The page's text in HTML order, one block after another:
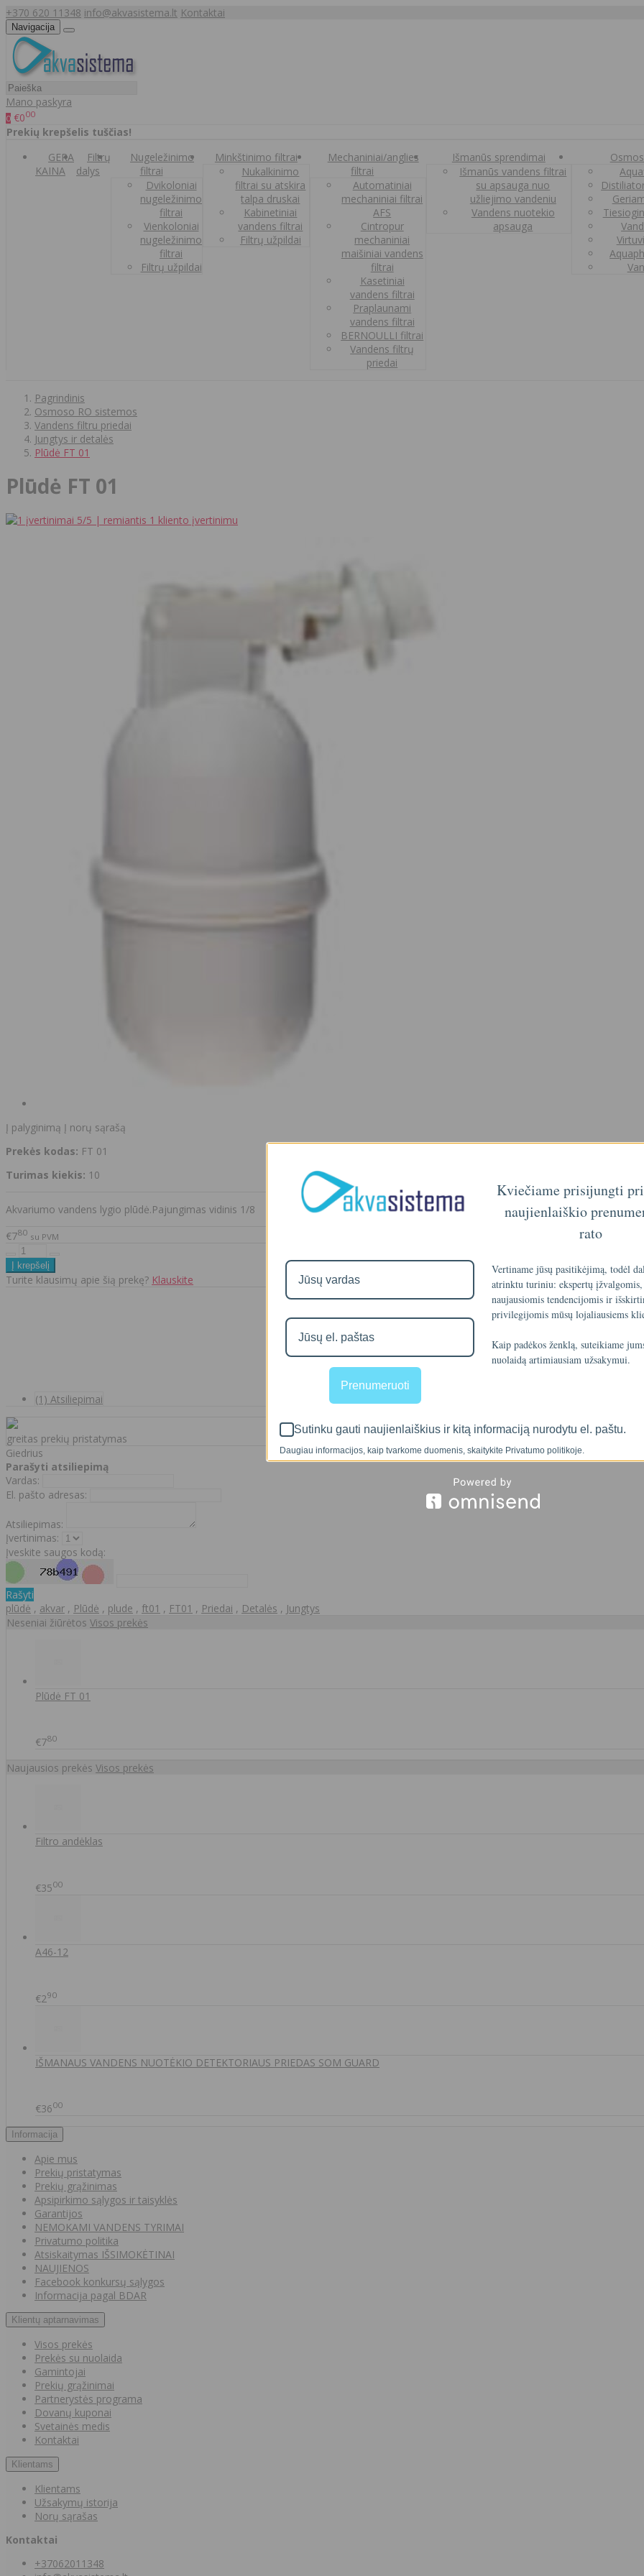
+370 620 11348 info@akvasistema.lt Kontaktai
Navigacija
Mano paskyra
0 €000
Prekių krepšelis tuščias!
GERA
KAINA
Filtrų
dalys
Nugeležinimo
filtrai
Dvikoloniai
nugeležinimo
filtrai
Vienkoloniai
nugeležinimo
filtrai
Filtrų užpildai
Minkštinimo filtrai
Nukalkinimo
filtrai su atskira
talpa druskai
Kabinetiniai
vandens filtrai
Filtrų užpildai
Mechaniniai/anglies
filtrai
Automatiniai
mechaniniai filtrai
AFS
Cintropur
mechaniniai
maišiniai vandens
filtrai
Kasetiniai
vandens filtrai
Praplaunami
vandens filtrai
BERNOULLI filtrai
Vandens filtrų
priedai
Išmanūs sprendimai
Išmanūs vandens filtrai
su apsauga nuo
užliejimo vandeniu
Vandens nuotekio
apsauga
Pagrindinis
Osmoso RO sistemos
Vandens filtru priedai
Jungtys ir detalės
Plūdė FT 01
Plūdė FT 01
5/5 | remiantis 1 kliento įvertinimu
Į palyginimą Į norų sąrašą
Prekės kodas: FT 01
Turimas kiekis: 10
Akvariumo vandens lygio plūdė.Pajungimas vidinis 1/8
€780 su PVM
Turite klausimų apie šią prekę? Klauskite
(1) Atsiliepimai
greitas prekių pristatymas
Giedrius
Parašyti atsiliepimą
Vardas:
El. pašto adresas:
Atsiliepimas:
Įvertinimas:
Įveskite saugos kodą:
Rašyti
plūdė , akvar , Plūdė , plude , ft01 , FT01 , Priedai , Detalės , Jungtys
Neseniai žiūrėtos Visos prekės
Plūdė FT 01
€780
Naujausios prekės Visos prekės
Filtro andėklas
€3500
A46-12
€290
IŠMANAUS VANDENS NUOTĖKIO DETEKTORIAUS PRIEDAS SOM GUARD
€3600
Informacija
Apie mus
Prekių pristatymas
Prekių grąžinimas
Apsipirkimo sąlygos ir taisyklės
Garantijos
NEMOKAMI VANDENS TYRIMAI
Privatumo politika
Atsiskaitymas IŠSIMOKĖTINAI
NAUJIENOS
Facebook konkursų sąlygos
Informacija pagal BDAR
Klientų aptarnavimas
Visos prekės
Prekės su nuolaida
Gamintojai
Prekių grąžinimai
Partnerystės programa
Dovanų kuponai
Svetainės medis
Kontaktai
Klientams
Klientams
Užsakymų istorija
Norų sąrašas
Kontaktai
+37062011348
Prenumeruoti
Kviečiame prisijungti
naujienlaiškio
rato
Vertiname jūsų pasitikėjimą, todėl
atrinktu turiniu: ekspertų įžvalgomis,
naujausiomis tendencijomis ir
privilegijomis mūsų lojaliausiems
Kaip padėkos ženklą, suteikiame
nuolaidą artimiausiam užsakymui.
Sutinku gauti naujienlaiškius ir kitą informaciją nurodytu el. paštu.
Daugiau informacijos, kaip tvarkome duomenis, skaitykite Privatumo politikoje.